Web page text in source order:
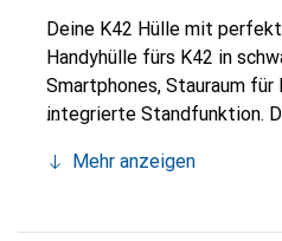
Deine K42 Hülle mit
Handyhülle fürs K42 in
Smartphones, Stauraum
integrierte Standfunktion.
klassischen Lederlook.
auch mit geschlossener
Mehr anzeigen